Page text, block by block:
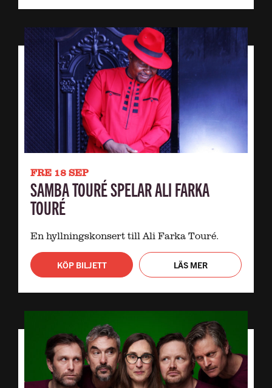
FRE 18 SEP
SAMBA TOURÉ SPELAR ALI FARKA
TOURÉ
En hyllningskonsert till Ali Farka Touré.
KÖP BILJETT LÄS MER